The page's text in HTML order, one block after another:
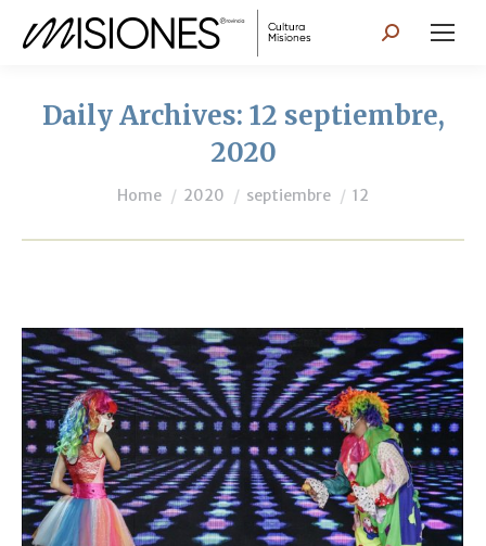
Search:
Daily Archives: 12 septiembre,
2020
You are here:
Home 2020 septiembre 12